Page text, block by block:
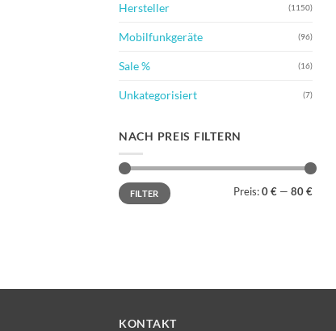
Hersteller (1150)
Mobilfunkgeräte (96)
Sale % (16)
Unkategorisiert (7)
NACH PREIS FILTERN
Min.
Preis
Max.
PreisFILTER Preis: 0 € — 80 €
KONTAKT